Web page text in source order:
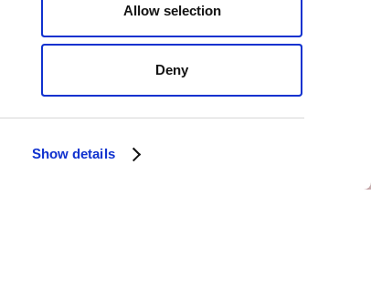
Show details
Allow selection
Deny